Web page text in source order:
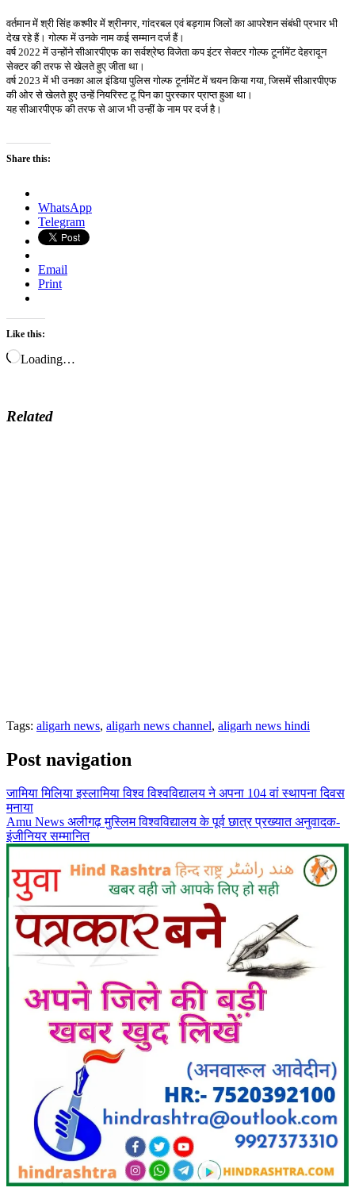
वर्तमान में श्री सिंह कश्मीर में श्रीनगर, गांदरबल एवं बड़गाम जिलों का आपरेशन संबंधी प्रभार भी
देख रहे हैं। गोल्फ में उनके नाम कई सम्मान दर्ज हैं।
वर्ष 2022 में उन्होंने सीआरपीएफ का सर्वश्रेष्ठ विजेता कप इंटर सेक्टर गोल्फ टूर्नामेंट देहरादून
सेक्टर की तरफ से खेलते हुए जीता था।
वर्ष 2023 में भी उनका आल इंडिया पुलिस गोल्फ टूर्नामेंट में चयन किया गया, जिसमें सीआरपीएफ
की ओर से खेलते हुए उन्हें नियरिस्ट टू पिन का पुरस्कार प्राप्त हुआ था।
यह सीआरपीएफ की तरफ से आज भी उन्हीं के नाम पर दर्ज है।
Share this:
WhatsApp
Telegram
Email
Print
Like this:
Loading…
Related
Tags: aligarh news, aligarh news channel, aligarh news hindi
Post navigation
जामिया मिलिया इस्लामिया विश्व विश्वविद्यालय ने अपना 104 वां स्थापना दिवस
मनाया
Amu News अलीगढ़ मुस्लिम विश्वविद्यालय के पूर्व छात्र प्रख्यात अनुवादक-
इंजीनियर सम्मानित